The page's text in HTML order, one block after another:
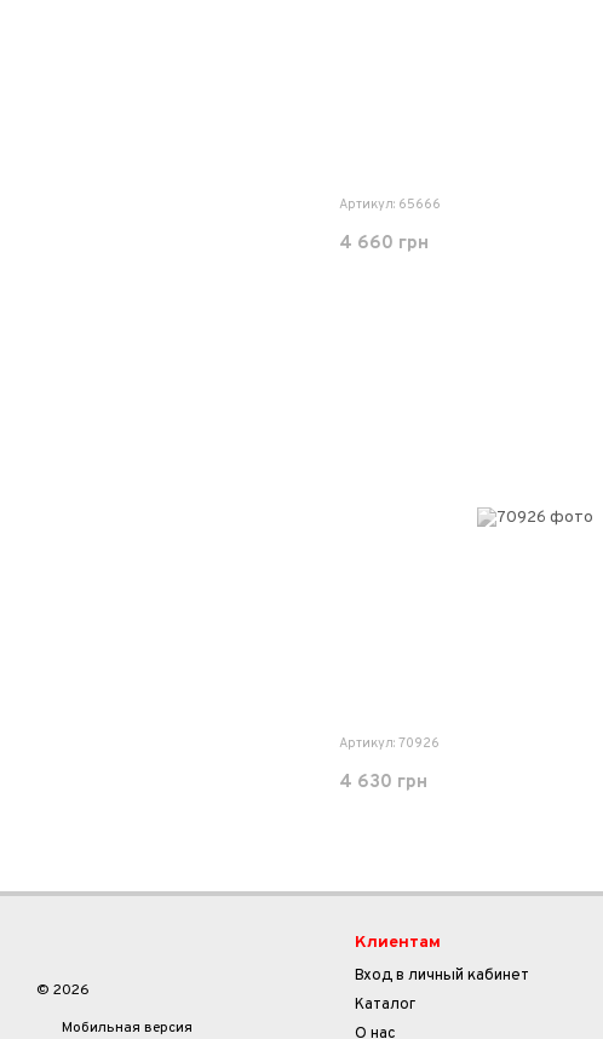
Артикул: 65666
4 660 грн
Артикул: 70926
4 630 грн
© 2026
Мобильная версия
Клиентам
Вход в личный кабинет
Каталог
О нас